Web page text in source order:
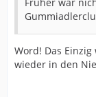
Word! Das
wieder in den